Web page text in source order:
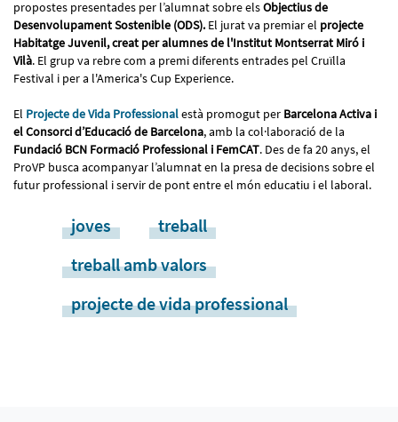
propostes presentades per l’alumnat sobre elsObjectius de
Desenvolupament Sostenible (ODS). El jurat va premiar el projecte
Habitatge Juvenil, creat per alumnes de l'Institut Montserrat Miró i
Vilà. El grup va rebre com a premi diferents entrades pel Cruïlla
Festival i per a l'America's Cup Experience.
El Projecte de Vida Professionalestà promogut per Barcelona Activa i
el Consorci d’Educació de Barcelona, amb la col·laboració de la
Fundació BCN Formació Professional i FemCAT. Des de fa 20 anys, el
ProVP busca acompanyar l’alumnat en la presa de decisions sobre el
futur professional i servir de pont entre el món educatiu i el laboral.
joves
treball
treball amb valors
projecte de vida professional